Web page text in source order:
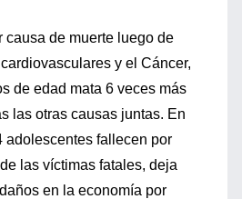
causa de muerte luego de
y el Cáncer,
de edad mata 6 veces más
las otras causas juntas. En
adolescentes fallecen por
las víctimas fatales, deja
en la economía por